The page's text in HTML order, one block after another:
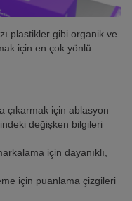
plastikler gibi organik ve
için en çok yönlü
çıkarmak için ablasyon
değişken bilgileri
için dayanıklı,
için puanlama çizgileri